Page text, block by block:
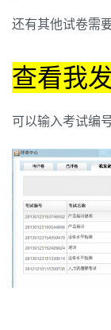
还有其他试卷需
查看我
可以输入考试编